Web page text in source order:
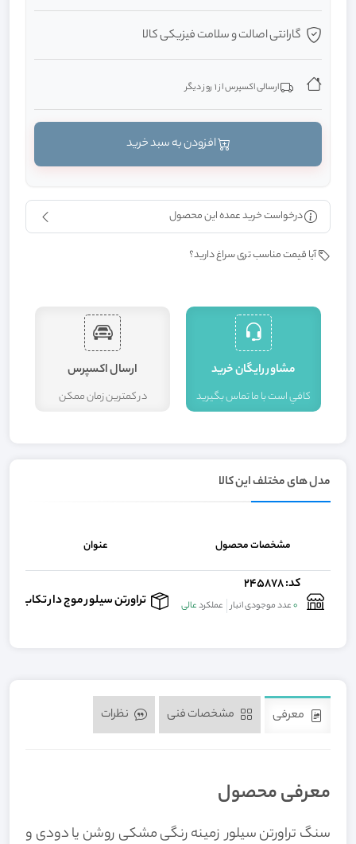
گارانتی اصالت و سلامت فیزیکی کالا
ارسالی اکسپرس از 1 روز دیگر
درخواست خرید عمده این محصول
آیا قیمت مناسب تری سراغ دارید؟
مشاور رايگان خريد
کافي است با ما تماس بگيريد
ارسال اکسپرس
در کمترين زمان ممکن
مدل های مختلف این کالا
مشخصات محصول عنوان
کد: 245878
0عدد موجودی انبار عملکردعالی تراورتن سیلور موج دار تکاب
معرفی
معرفی محصول
سنگ تراورتن سیلور زمینه رنگی مشکی روشن یا دودی و